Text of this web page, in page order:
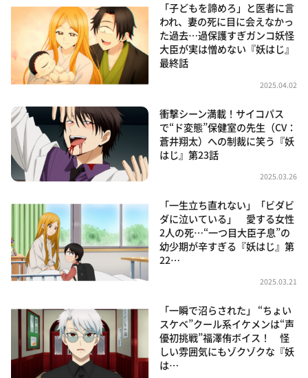
「子どもを諦めろ」と医者に言
われ、妻の死に目に会えなかっ
た過去…過保護すぎガンコ妖怪
大臣が実は憎めない『妖はじ』
最終話
2025.04.02
衝撃シーン満載！サイコパス
で“ド変態”保健室の先生（CV：
蒼井翔太）への制裁に笑う『妖
はじ』第23話
2025.03.26
「一生立ち直れない」「ビダビ
ダに泣いている」 愛する女性
2人の死…“一つ目大臣子息”の
幼少期が辛すぎる『妖はじ』第
22…
2025.03.21
「一瞬で沼らされた」 “ちょい
スケベ”クール系イケメンは“声
優初挑戦”福澤侑ボイス！ 怪
しい雰囲気にもゾクゾクな『妖
は…